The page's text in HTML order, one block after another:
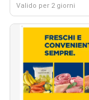
Valido per 2 giorni